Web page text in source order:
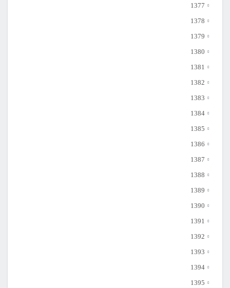
1377
1378
1379
1380
1381
1382
1383
1384
1385
1386
1387
1388
1389
1390
1391
1392
1393
1394
1395